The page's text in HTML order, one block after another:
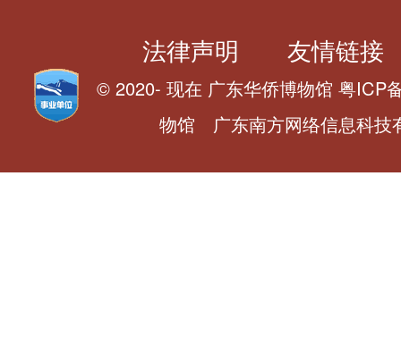
法律声明 友情链接
© 2020- 现在 广东华侨博物馆 粤ICP
物馆 广东南方网络信息科技